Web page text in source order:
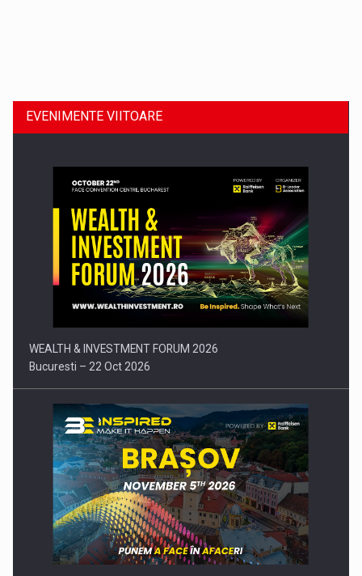
Comunicat de presa: Joburile part-time reincep sa intre pe…
EVENIMENTE VIITOARE
WEALTH & INVESTMENT FORUM 2026
Bucuresti – 22 Oct 2026